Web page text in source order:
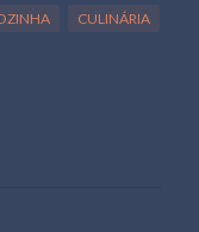
CULINÁRIA